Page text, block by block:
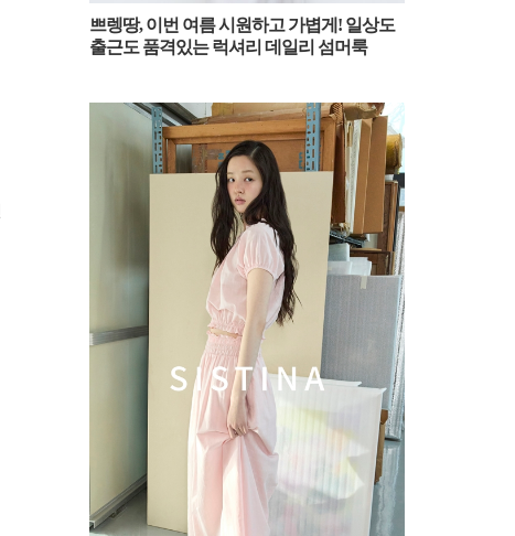
쁘렝땅, 이번 여름 시원하고 가볍게! 일상도
출근도 품격있는 럭셔리 데일리 섬머룩